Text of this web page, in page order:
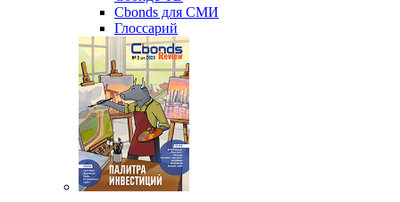
Новости & Research Hub
Новости рынка
Research Hub
Сбондс-ТВ
Cbonds для СМИ
Глоссарий